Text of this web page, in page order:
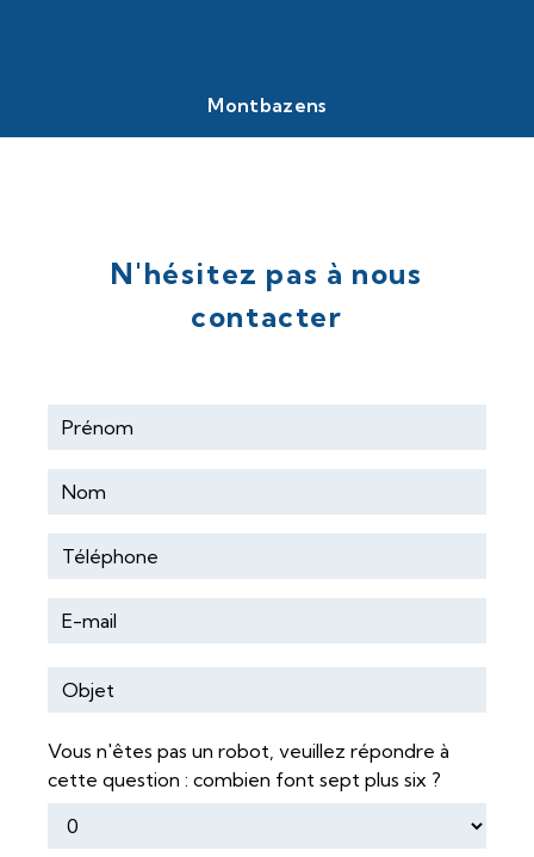
Montbazens
N'hésitez pas à nous
contacter
Vous n'êtes pas un robot, veuillez répondre à
cette question : combien font sept plus six ?